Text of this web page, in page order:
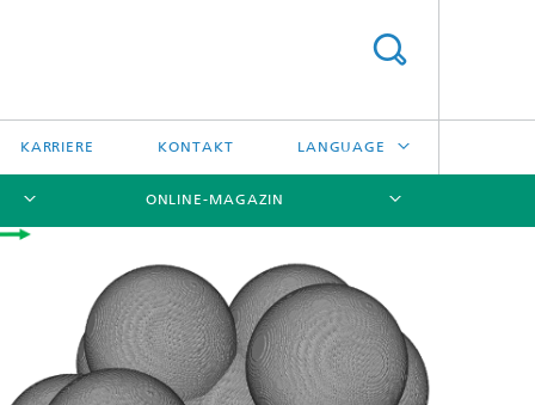
KARRIERE KONTAKT LANGUAGE
中文
한국어
ONLINE-MAGAZIN